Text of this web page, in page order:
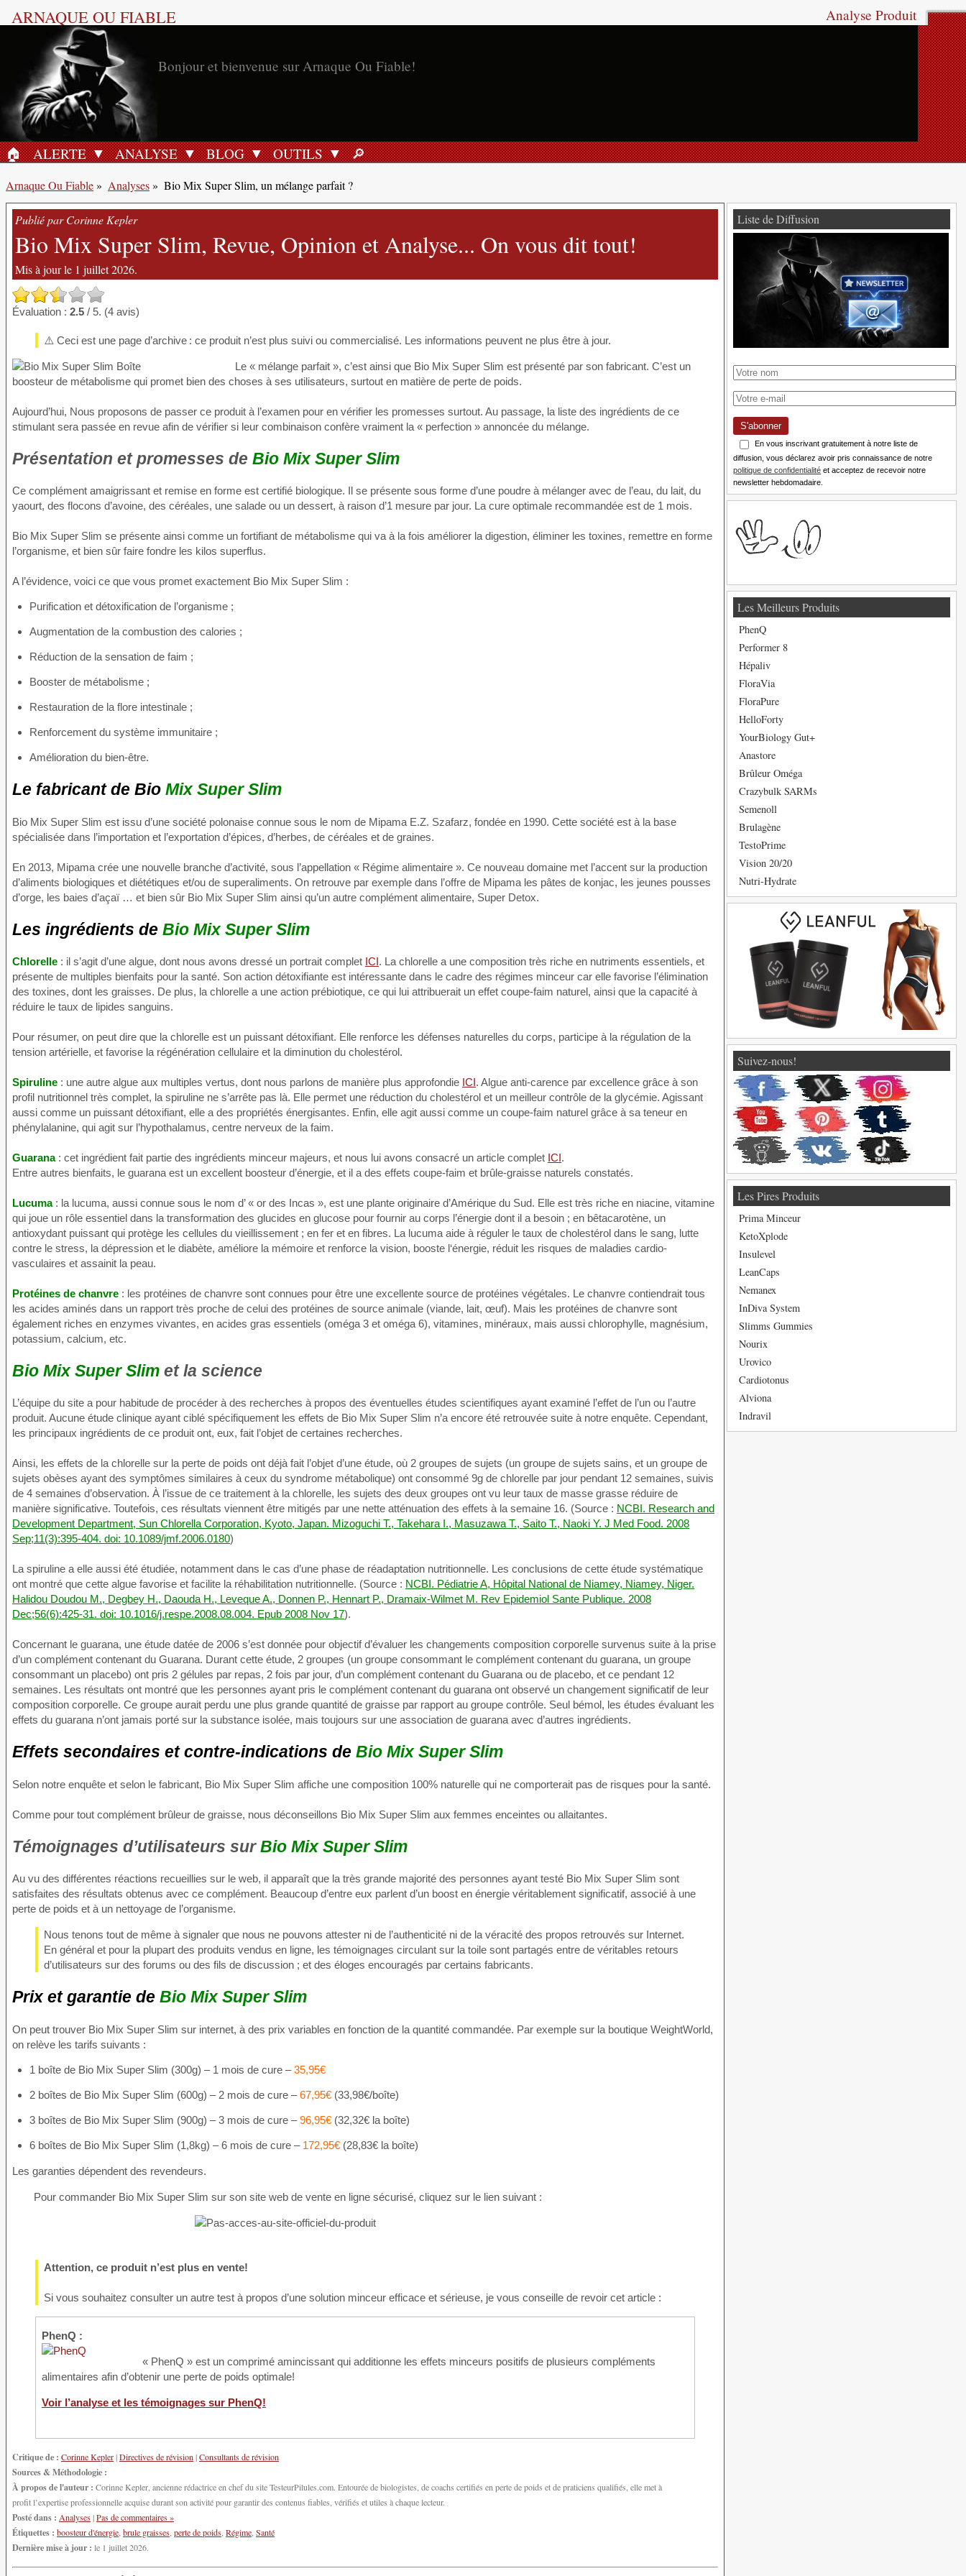
ARNAQUE OU FIABLE
Analyse Produit
ACCUEIL
🏠︎ ALERTE ANALYSE BLOG OUTILS RECHERCHER
🔎︎
Arnaque Ou Fiable» Analyses» Bio Mix Super Slim, un mélange parfait ?
Publié par Corinne Kepler
Bio Mix Super Slim, Revue, Opinion et Analyse... On vous dit tout!
Mis à jour le 1 juillet 2026.
Évaluation : 2.5 / 5. (4 avis)
⚠️ Ceci est une page d’archive : ce produit n’est plus suivi ou commercialisé. Les informations peuvent ne plus être à jour.
Le « mélange parfait », c’est ainsi que Bio Mix Super Slim est présenté par son fabricant. C’est un
boosteur de métabolisme qui promet bien des choses à ses utilisateurs, surtout en matière de perte de poids.
Aujourd’hui, Nous proposons de passer ce produit à l’examen pour en vérifier les promesses surtout. Au passage, la liste des ingrédients de ce
stimulant sera passée en revue afin de vérifier si leur combinaison confère vraiment la « perfection » annoncée du mélange.
Présentation et promesses de Bio Mix Super Slim
Ce complément amaigrissant et remise en forme est certifié biologique. Il se présente sous forme d’une poudre à mélanger avec de l’eau, du lait, du
yaourt, des flocons d’avoine, des céréales, une salade ou un dessert, à raison d’1 mesure par jour. La cure optimale recommandée est de 1 mois.
Bio Mix Super Slim se présente ainsi comme un fortifiant de métabolisme qui va à la fois améliorer la digestion, éliminer les toxines, remettre en forme
l’organisme, et bien sûr faire fondre les kilos superflus.
A l’évidence, voici ce que vous promet exactement Bio Mix Super Slim :
Purification et détoxification de l’organisme ;
Augmentation de la combustion des calories ;
Réduction de la sensation de faim ;
Booster de métabolisme ;
Restauration de la flore intestinale ;
Renforcement du système immunitaire ;
Amélioration du bien-être.
Le fabricant de Bio Mix Super Slim
Bio Mix Super Slim est issu d’une société polonaise connue sous le nom de Mipama E.Z. Szafarz, fondée en 1990. Cette société est à la base
spécialisée dans l’importation et l’exportation d’épices, d’herbes, de céréales et de graines.
En 2013, Mipama crée une nouvelle branche d’activité, sous l’appellation « Régime alimentaire ». Ce nouveau domaine met l’accent sur la production
d’aliments biologiques et diététiques et/ou de superaliments. On retrouve par exemple dans l’offre de Mipama les pâtes de konjac, les jeunes pousses
d’orge, les baies d’açaï … et bien sûr Bio Mix Super Slim ainsi qu’un autre complément alimentaire, Super Detox.
Les ingrédients de Bio Mix Super Slim
Chlorelle : il s’agit d’une algue, dont nous avons dressé un portrait complet ICI. La chlorelle a une composition très riche en nutriments essentiels, et
présente de multiples bienfaits pour la santé. Son action détoxifiante est intéressante dans le cadre des régimes minceur car elle favorise l’élimination
des toxines, dont les graisses. De plus, la chlorelle a une action prébiotique, ce qui lui attribuerait un effet coupe-faim naturel, ainsi que la capacité à
réduire le taux de lipides sanguins.
Pour résumer, on peut dire que la chlorelle est un puissant détoxifiant. Elle renforce les défenses naturelles du corps, participe à la régulation de la
tension artérielle, et favorise la régénération cellulaire et la diminution du cholestérol.
Spiruline : une autre algue aux multiples vertus, dont nous parlons de manière plus approfondie ICI. Algue anti-carence par excellence grâce à son
profil nutritionnel très complet, la spiruline ne s’arrête pas là. Elle permet une réduction du cholestérol et un meilleur contrôle de la glycémie. Agissant
aussi comme un puissant détoxifiant, elle a des propriétés énergisantes. Enfin, elle agit aussi comme un coupe-faim naturel grâce à sa teneur en
phénylalanine, qui agit sur l’hypothalamus, centre nerveux de la faim.
Guarana : cet ingrédient fait partie des ingrédients minceur majeurs, et nous lui avons consacré un article complet ICI.
Entre autres bienfaits, le guarana est un excellent boosteur d’énergie, et il a des effets coupe-faim et brûle-graisse naturels constatés.
Lucuma: la lucuma, aussi connue sous le nom d’ « or des Incas », est une plante originaire d’Amérique du Sud. Elle est très riche en niacine, vitamine
qui joue un rôle essentiel dans la transformation des glucides en glucose pour fournir au corps l’énergie dont il a besoin ; en bêtacarotène, un
antioxydant puissant qui protège les cellules du vieillissement ; en fer et en fibres. La lucuma aide à réguler le taux de cholestérol dans le sang, lutte
contre le stress, la dépression et le diabète, améliore la mémoire et renforce la vision, booste l‘énergie, réduit les risques de maladies cardio-
vasculaires et assainit la peau.
Protéines de chanvre : les protéines de chanvre sont connues pour être une excellente source de protéines végétales. Le chanvre contiendrait tous
les acides aminés dans un rapport très proche de celui des protéines de source animale (viande, lait, œuf). Mais les protéines de chanvre sont
également riches en enzymes vivantes, en acides gras essentiels (oméga 3 et oméga 6), vitamines, minéraux, mais aussi chlorophylle, magnésium,
potassium, calcium, etc.
Bio Mix Super Slim et la science
L’équipe du site a pour habitude de procéder à des recherches à propos des éventuelles études scientifiques ayant examiné l’effet de l’un ou l’autre
produit. Aucune étude clinique ayant ciblé spécifiquement les effets de Bio Mix Super Slim n’a encore été retrouvée suite à notre enquête. Cependant,
les principaux ingrédients de ce produit ont, eux, fait l’objet de certaines recherches.
Ainsi, les effets de la chlorelle sur la perte de poids ont déjà fait l’objet d’une étude, où 2 groupes de sujets (un groupe de sujets sains, et un groupe de
sujets obèses ayant des symptômes similaires à ceux du syndrome métabolique) ont consommé 9g de chlorelle par jour pendant 12 semaines, suivis
de 4 semaines d’observation. À l’issue de ce traitement à la chlorelle, les sujets des deux groupes ont vu leur taux de masse grasse réduire de
manière significative. Toutefois, ces résultats viennent être mitigés par une nette atténuation des effets à la semaine 16. (Source : NCBI. Research and
Development Department, Sun Chlorella Corporation, Kyoto, Japan. Mizoguchi T., Takehara I., Masuzawa T., Saito T., Naoki Y. J Med Food. 2008
Sep;11(3):395-404. doi: 10.1089/jmf.2006.0180)
La spiruline a elle aussi été étudiée, notamment dans le cas d’une phase de réadaptation nutritionnelle. Les conclusions de cette étude systématique
ont montré que cette algue favorise et facilite la réhabilitation nutritionnelle. (Source : NCBI. Pédiatrie A, Hôpital National de Niamey, Niamey, Niger.
Halidou Doudou M., Degbey H., Daouda H., Leveque A., Donnen P., Hennart P., Dramaix-Wilmet M. Rev Epidemiol Sante Publique. 2008
Dec;56(6):425-31. doi: 10.1016/j.respe.2008.08.004. Epub 2008 Nov 17).
Concernant le guarana, une étude datée de 2006 s’est donnée pour objectif d’évaluer les changements composition corporelle survenus suite à la prise
d’un complément contenant du Guarana. Durant cette étude, 2 groupes (un groupe consommant le complément contenant du guarana, un groupe
consommant un placebo) ont pris 2 gélules par repas, 2 fois par jour, d’un complément contenant du Guarana ou de placebo, et ce pendant 12
semaines. Les résultats ont montré que les personnes ayant pris le complément contenant du guarana ont observé un changement significatif de leur
composition corporelle. Ce groupe aurait perdu une plus grande quantité de graisse par rapport au groupe contrôle. Seul bémol, les études évaluant les
effets du guarana n’ont jamais porté sur la substance isolée, mais toujours sur une association de guarana avec d’autres ingrédients.
Effets secondaires et contre-indications de Bio Mix Super Slim
Selon notre enquête et selon le fabricant, Bio Mix Super Slim affiche une composition 100% naturelle qui ne comporterait pas de risques pour la santé.
Comme pour tout complément brûleur de graisse, nous déconseillons Bio Mix Super Slim aux femmes enceintes ou allaitantes.
Témoignages d’utilisateurs surBio Mix Super Slim
Au vu des différentes réactions recueillies sur le web, il apparaît que la très grande majorité des personnes ayant testé Bio Mix Super Slim sont
satisfaites des résultats obtenus avec ce complément. Beaucoup d’entre eux parlent d’un boost en énergie véritablement significatif, associé à une
perte de poids et à un nettoyage de l’organisme.
Nous tenons tout de même à signaler que nous ne pouvons attester ni de l’authenticité ni de la véracité des propos retrouvés sur Internet.
En général et pour la plupart des produits vendus en ligne, les témoignages circulant sur la toile sont partagés entre de véritables retours
d’utilisateurs sur des forums ou des fils de discussion ; et des éloges encouragés par certains fabricants.
Prix et garantie de Bio Mix Super Slim
On peut trouver Bio Mix Super Slim sur internet, à des prix variables en fonction de la quantité commandée. Par exemple sur la boutique WeightWorld,
on relève les tarifs suivants :
1 boîte de Bio Mix Super Slim (300g) – 1 mois de cure –35,95€
2 boîtes de Bio Mix Super Slim (600g) – 2 mois de cure –67,95€ (33,98€/boîte)
3 boîtes de Bio Mix Super Slim (900g) – 3 mois de cure –96,95€ (32,32€ la boîte)
6 boîtes de Bio Mix Super Slim (1,8kg) – 6 mois de cure – 172,95€ (28,83€ la boîte)
Les garanties dépendent des revendeurs.
Pour commander Bio Mix Super Slim sur son site web de vente en ligne sécurisé, cliquez sur le lien suivant :
Attention, ce produit n’est plus en vente!
Si vous souhaitez consulter un autre test à propos d’une solution minceur efficace et sérieuse, je vous conseille de revoir cet article :
PhenQ :
« PhenQ » est un comprimé amincissant qui additionne les effets minceurs positifs de plusieurs compléments
alimentaires afin d’obtenir une perte de poids optimale!
Voir l’analyse et les témoignages sur PhenQ!
Critique de : Corinne Kepler|Directives de révision|Consultants de révision
Sources & Méthodologie :
À propos de l'auteur : Corinne Kepler, ancienne rédactrice en chef du site TesteurPilules.com. Entourée de biologistes, de coachs certifiés en perte de poids et de praticiens qualifiés, elle met à
profit l’expertise professionnelle acquise durant son activité pour garantir des contenus fiables, vérifiés et utiles à chaque lecteur.
Posté dans : Analyses|Pas de commentaires »
Étiquettes : boosteur d'énergie,brule graisses,perte de poids,Régime,Santé
Dernière mise à jour : le 1 juillet 2026.
Liste de Diffusion
S'abonner
En vous inscrivant gratuitement à notre liste de
diffusion, vous déclarez avoir pris connaissance de notre
politique de confidentialité et acceptez de recevoir notre
newsletter hebdomadaire.
Les Meilleurs Produits
PhenQ
Performer 8
Hépaliv
FloraVia
FloraPure
HelloForty
YourBiology Gut+
Anastore
Brûleur Oméga
Crazybulk SARMs
Semenoll
Brulagène
TestoPrime
Vision 20/20
Nutri-Hydrate
Suivez-nous!
Les Pires Produits
Prima Minceur
KetoXplode
Insulevel
LeanCaps
Nemanex
InDiva System
Slimms Gummies
Nourix
Urovico
Cardiotonus
Alviona
Indravil